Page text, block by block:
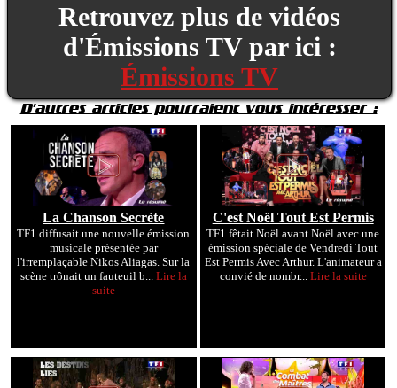
Retrouvez plus de vidéos
d'Émissions TV par ici :
Émissions TV
D'autres articles pourraient vous intéresser :
La Chanson Secrète
TF1 diffusait une nouvelle émission
musicale présentée par
l'irremplaçable Nikos Aliagas. Sur la
scène trônait un fauteuil b... Lire la
suite
C'est Noël Tout Est Permis
TF1 fêtait Noël avant Noël avec une
émission spéciale de Vendredi Tout
Est Permis Avec Arthur. L'animateur a
convié de nombr... Lire la suite